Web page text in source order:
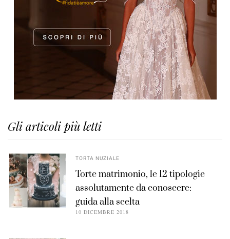
Gli articoli più letti
TORTA NUZIALE
Torte matrimonio, le 12 tipologie
assolutamente da conoscere:
guida alla scelta
10 DICEMBRE 2018